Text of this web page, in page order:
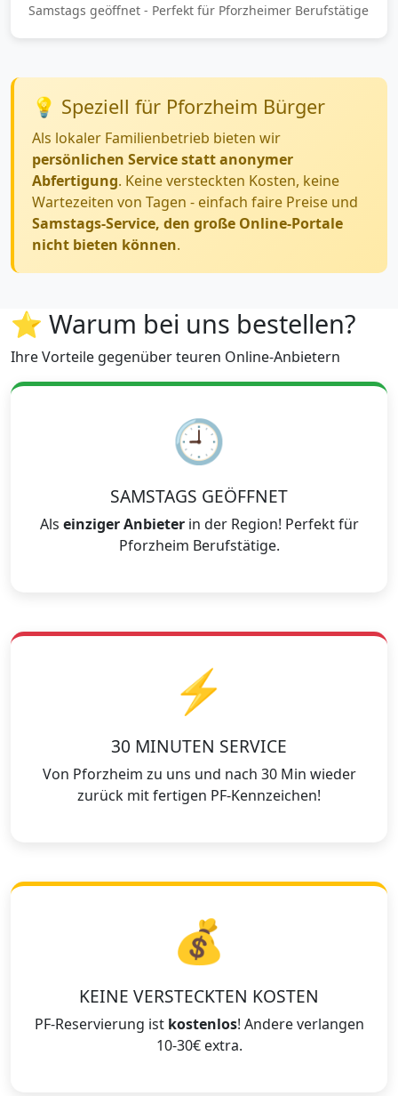
Samstags geöffnet - Perfekt für Pforzheimer Berufstätige
💡 Speziell für Pforzheim Bürger
Als lokaler Familienbetrieb bieten wir
persönlichen Service statt anonymer
Abfertigung. Keine versteckten Kosten, keine
Wartezeiten von Tagen - einfach faire Preise und
Samstags-Service, den große Online-Portale
nicht bieten können.
⭐ Warum bei uns bestellen?
Ihre Vorteile gegenüber teuren Online-Anbietern
🕘
SAMSTAGS GEÖFFNET
Als einziger Anbieterin der Region! Perfekt für
Pforzheim Berufstätige.
⚡
30 MINUTEN SERVICE
Von Pforzheim zu uns und nach 30 Min wieder
zurück mit fertigen PF-Kennzeichen!
💰
KEINE VERSTECKTEN KOSTEN
PF-Reservierung ist kostenlos! Andere verlangen
10-30€ extra.